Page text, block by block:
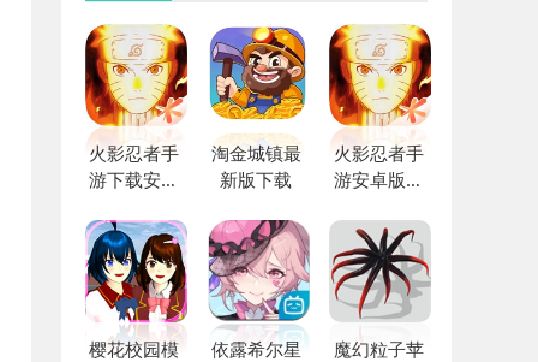
火影忍者手
游下载安装
淘金城镇最
新版下载
火影忍者手
游安卓版下
樱花校园模
依露希尔星
魔幻粒子苹